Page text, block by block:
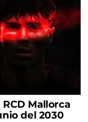
Mallorca
del 2030